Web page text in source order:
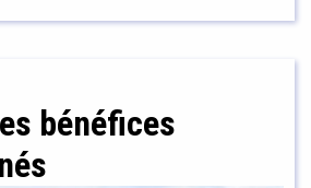
bénéfices